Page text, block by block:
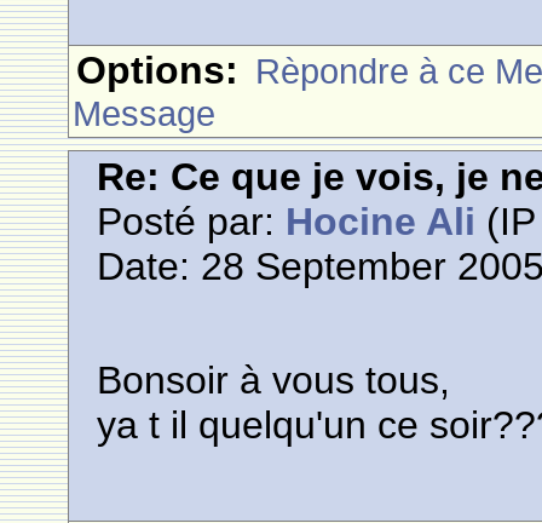
Options: Rèpondre à ce
Message
Re: Ce que je vois, je
Posté par: Hocine Ali
Date: 28 September
Bonsoir à vous tous,
ya t il quelqu'un ce